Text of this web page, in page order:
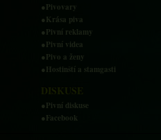
●Pivovary
●Krása piva
●Pivní reklamy
●Pivní videa
●Pivo a ženy
●Hostinští a stamgasti
DISKUSE
●Pivní diskuse
●Facebook